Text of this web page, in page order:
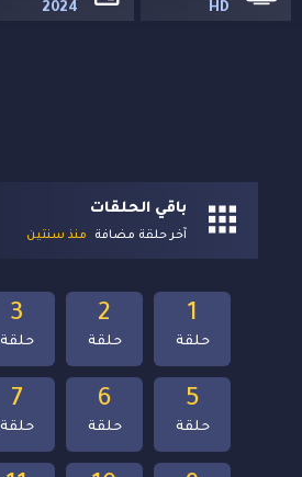
HD
2024
باقي الحلقات
آخر حلقة مضافة منذ سنتين
7
حلقة
6
حلقة
5
حلقة
3
حلقة
2
حلقة
1
حلقة